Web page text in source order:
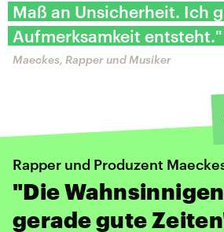
Maß an Unsicherheit. Ich
Aufmerksamkeit entsteht."
Maeckes, Rapper und Musiker
Rapper und Produzent
"Die
gerade gute